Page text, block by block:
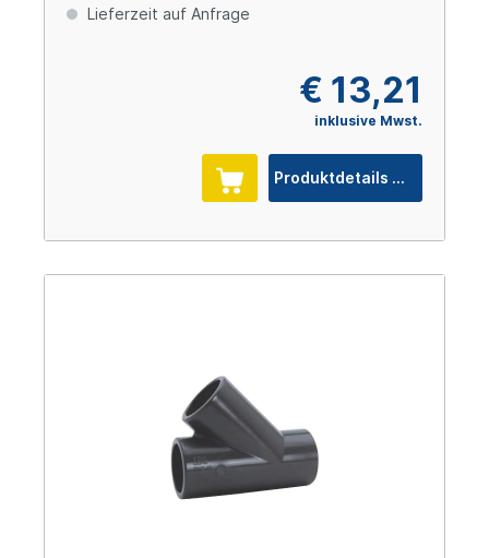
Lieferzeit auf Anfrage
€ 13,21
inklusive Mwst.
Produktdetails